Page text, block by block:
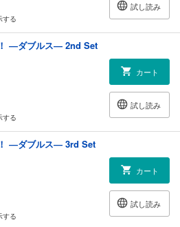
試し読み
する
―ダブルス― 2nd Set
カート
試し読み
する
―ダブルス― 3rd Set
カート
試し読み
する